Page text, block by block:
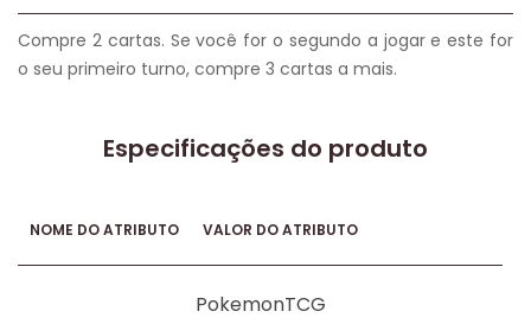
Compre 2 cartas. Se você for o segundo a jogar e este for
o seu primeiro turno, compre 3 cartas a mais.
Especificações do produto
NOME DO ATRIBUTO VALOR DO ATRIBUTO
PokemonTCG